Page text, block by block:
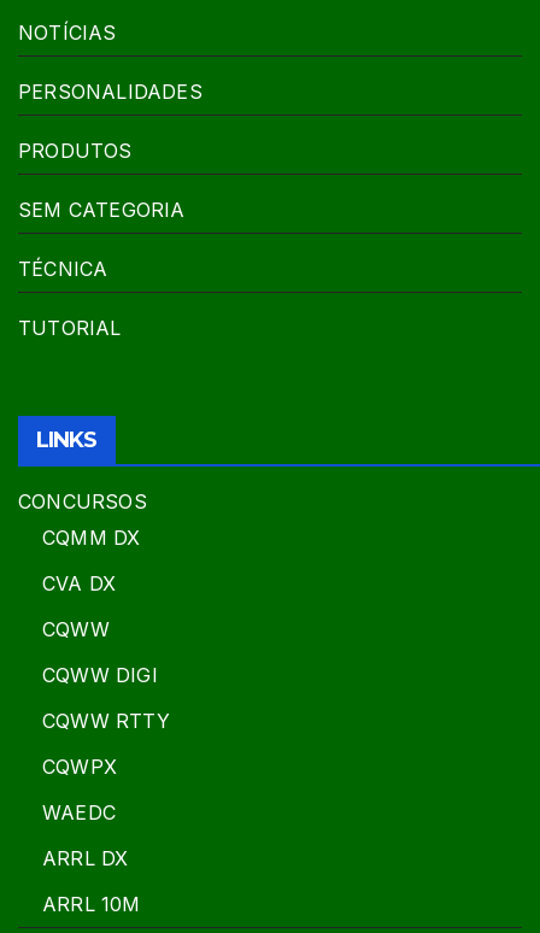
NOTÍCIAS
PERSONALIDADES
PRODUTOS
SEM CATEGORIA
TÉCNICA
TUTORIAL
LINKS
CONCURSOS
CQMM DX
CVA DX
CQWW
CQWW DIGI
CQWW RTTY
CQWPX
WAEDC
ARRL DX
ARRL 10M